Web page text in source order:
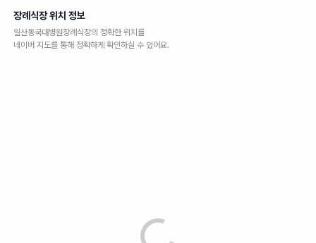
장례식장 위치 정보
일산동국대병원장례식장의 정확한 위치를
네이버 지도를 통해 정확하게 확인하실 수 있어요.